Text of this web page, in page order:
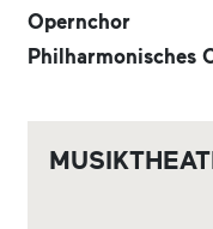
Opernchor
Philharmonisches